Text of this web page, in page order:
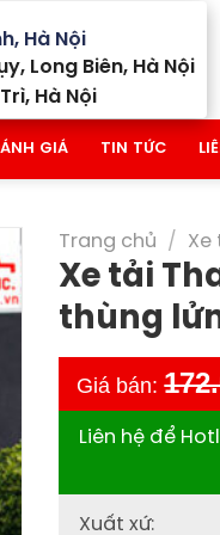
Hà Nội
Long Biên, Hà Nội
Hà Nội
GIÁ TIN TỨC
Trang chủ / Xe
Xe tải
thùng
Giá bán:
Liên hệ để
Xuất xứ: